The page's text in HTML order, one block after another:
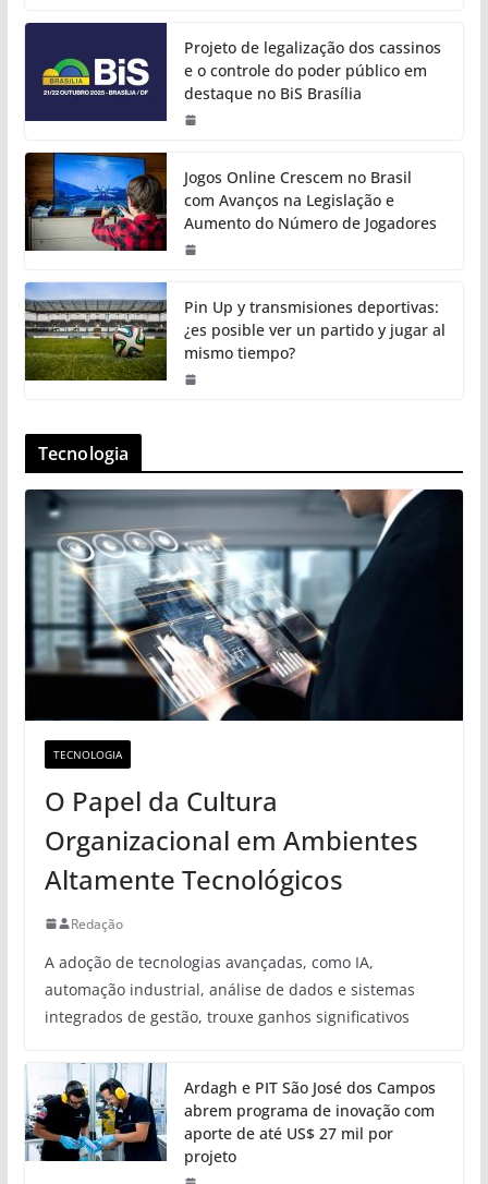
Projeto de legalização dos cassinos
e o controle do poder público em
destaque no BiS Brasília
Jogos Online Crescem no Brasil
com Avanços na Legislação e
Aumento do Número de Jogadores
Pin Up y transmisiones deportivas:
¿es posible ver un partido y jugar al
mismo tiempo?
Tecnologia
TECNOLOGIA
O Papel da Cultura
Organizacional em Ambientes
Altamente Tecnológicos
Redação
A adoção de tecnologias avançadas, como IA,
automação industrial, análise de dados e sistemas
integrados de gestão, trouxe ganhos significativos
Ardagh e PIT São José dos Campos
abrem programa de inovação com
aporte de até US$ 27 mil por
projeto